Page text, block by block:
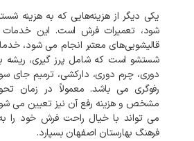
یکی دیگر از هزینه‌هایی که به هزینه
شود، تعمیرات فرش است. این
قالیشویی‌های معتبر انجام می شود،
شستشو است که شامل پرز گیری، ریشه
دوری، چرم دوری، دارکشی، ترمیم جای
رفوگری می باشد. معمولاً در زمان
مشخص و هزینه رفع آن نیز تعیین می
می تواند با خیال راحت فرش خود را به
فرهنگ بهارستان اصفهان بسپارد.